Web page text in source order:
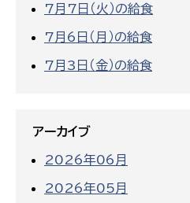
7月7日（火）の給食
7月6日（月）の給食
7月3日（金）の給食
アーカイブ
2026年06月
2026年05月